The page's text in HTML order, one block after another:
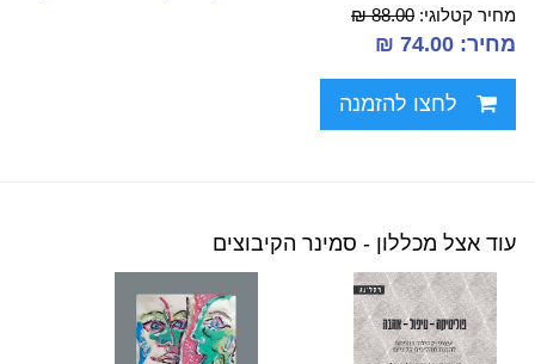
מחיר קטלוגי: 88.00 ₪
מחיר: 74.00 ₪
לחצו להזמנה
עוד אצל מכללון - סמינר הקיבוצים